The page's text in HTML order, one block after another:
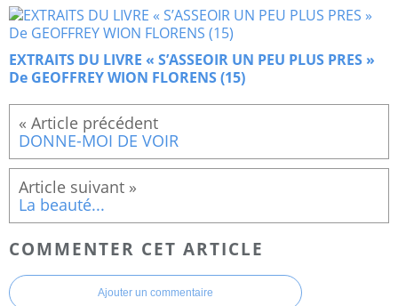
EXTRAITS DU LIVRE « S’ASSEOIR UN PEU PLUS PRES »
De GEOFFREY WION FLORENS (15)
DONNE-MOI DE VOIR
La beauté...
COMMENTER CET ARTICLE
Ajouter un commentaire